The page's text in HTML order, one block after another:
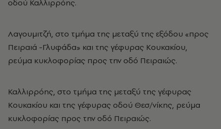
οδού Καλλιρρόης.
Λαγουμιτζή, στο τμήμα της μεταξύ της εξόδου «προς
Πειραιά -Γλυφάδα» και της γέφυρας Κουκακίου,
ρεύμα κυκλοφορίας προς την οδό Πειραιώς.
Καλλιρρόης, στο τμήμα της μεταξύ της γέφυρας
Κουκακίου και της γέφυρας οδού Θεσ/νίκης, ρεύμα
κυκλοφορίας προς την οδό Πειραιώς.